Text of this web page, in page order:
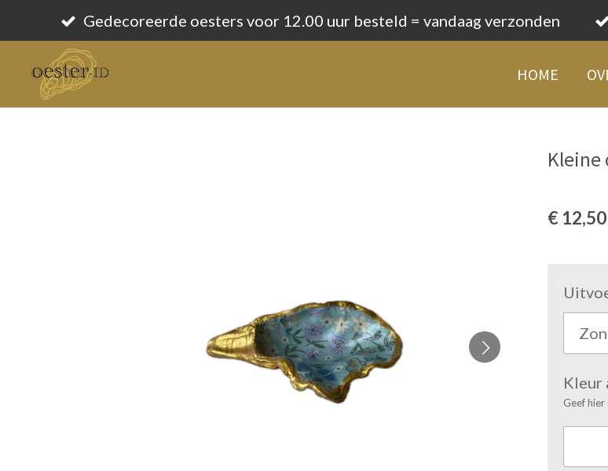
direct
naar
Gedecoreerde oesters voor 12.00 uur besteld = vandaag verzonden
HOME
Kleine
€ 12,50
Kleur
Geef